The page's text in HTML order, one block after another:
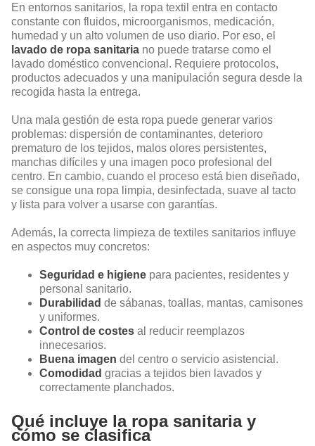
En entornos sanitarios, la ropa textil entra en contacto
constante con fluidos, microorganismos, medicación,
humedad y un alto volumen de uso diario. Por eso, el
lavado de ropa sanitaria no puede tratarse como el
lavado doméstico convencional. Requiere protocolos,
productos adecuados y una manipulación segura desde la
recogida hasta la entrega.
Una mala gestión de esta ropa puede generar varios
problemas: dispersión de contaminantes, deterioro
prematuro de los tejidos, malos olores persistentes,
manchas difíciles y una imagen poco profesional del
centro. En cambio, cuando el proceso está bien diseñado,
se consigue una ropa limpia, desinfectada, suave al tacto
y lista para volver a usarse con garantías.
Además, la correcta limpieza de textiles sanitarios influye
en aspectos muy concretos:
Seguridad e higiene para pacientes, residentes y
personal sanitario.
Durabilidad de sábanas, toallas, mantas, camisones
y uniformes.
Control de costes al reducir reemplazos
innecesarios.
Buena imagen del centro o servicio asistencial.
Comodidad gracias a tejidos bien lavados y
correctamente planchados.
Qué incluye la ropa sanitaria y
cómo se clasifica